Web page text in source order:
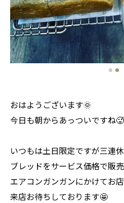
おはようございます🌞
今日も朝からあっついですね🥵
いつもは土日限定ですが三連
ブレッドをサービス価格で販
エアコンガンガンにかけてお
来店お待ちしております🤩